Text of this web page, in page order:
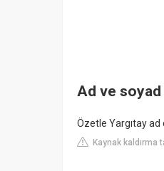
Ad ve soyad
Özetle Yargıtay ad
Kaynak kaldırma